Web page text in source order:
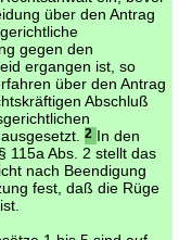
über den Antrag
gegen den
ergangen ist, so
über den Antrag
Abschluß
2 In den
115a Abs. 2 stellt das
nach Beendigung
fest, daß die Rüge